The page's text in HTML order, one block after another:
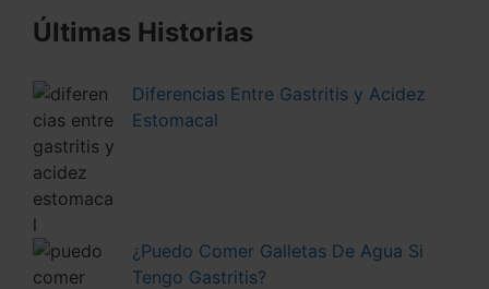
Últimas Historias
Diferencias Entre Gastritis y Acidez
Estomacal
¿Puedo Comer Galletas De Agua Si
Tengo Gastritis?